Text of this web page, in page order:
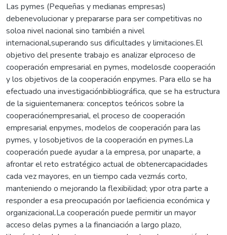
Las pymes (Pequeñas y medianas empresas)
debenevolucionar y prepararse para ser competitivas no
soloa nivel nacional sino también a nivel
internacional,superando sus dificultades y limitaciones.El
objetivo del presente trabajo es analizar elproceso de
cooperación empresarial en pymes, modelosde cooperación
y los objetivos de la cooperación enpymes. Para ello se ha
efectuado una investigaciónbibliográfica, que se ha estructura
de la siguientemanera: conceptos teóricos sobre la
cooperaciónempresarial, el proceso de cooperación
empresarial enpymes, modelos de cooperación para las
pymes, y losobjetivos de la cooperación en pymes.La
cooperación puede ayudar a la empresa, por unaparte, a
afrontar el reto estratégico actual de obtenercapacidades
cada vez mayores, en un tiempo cada vezmás corto,
manteniendo o mejorando la flexibilidad; ypor otra parte a
responder a esa preocupación por laeficiencia económica y
organizacional.La cooperación puede permitir un mayor
acceso delas pymes a la financiación a largo plazo,